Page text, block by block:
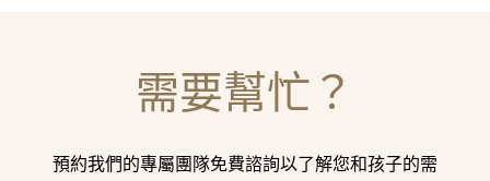
需要幫忙？
預約我們的專屬團隊免費諮詢以了解您和孩子的需